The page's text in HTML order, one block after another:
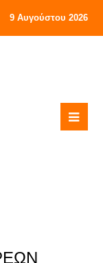
9 Αυγούστου 2026